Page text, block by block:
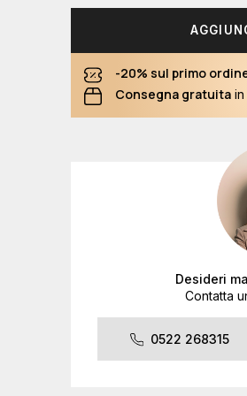
-20% sul primo
Consegna gratuita in
Desideri
Contatta
0522 268315